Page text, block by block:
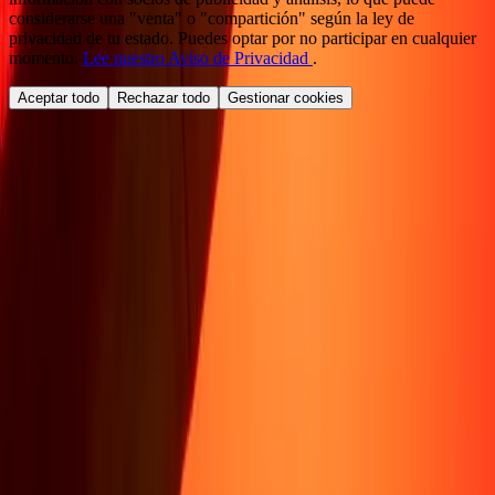
considerarse una "venta" o "compartición" según la ley de
privacidad de tu estado. Puedes optar por no participar en cualquier
momento. Lee nuestro Aviso de Privacidad .
Aceptar todo Rechazar todo Gestionar cookies